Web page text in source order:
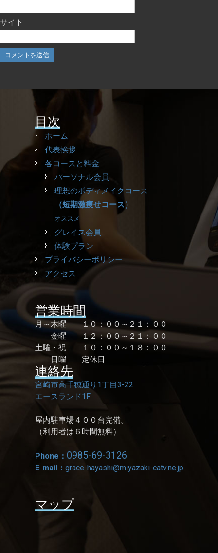
サイト
目次
ホーム
代表挨拶
各コースと料金
パーソナル会員
理想のボディメイクコース
（短期激痩せコース）
オススメ
グレイス会員
体験プラン
プライバシーポリシー
アクセス
営業時間
月～木曜 １０：００～２１：００
金曜 １２：００～２１：００
土曜・祝 １０：００～１８：００
日曜 定休日
連絡先
宮崎市高千穂通り1丁目3-22
エースランド1F
屋内駐車場４００台完備。
（利用者は６時間無料）
Phone： 0985-69-3126
E-mail： grace-hayashi@miyazaki-catv.ne.jp
マップ